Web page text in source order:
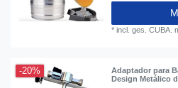
*incl. ges. CUBA.
-20%
Adaptador para
Design Metálico